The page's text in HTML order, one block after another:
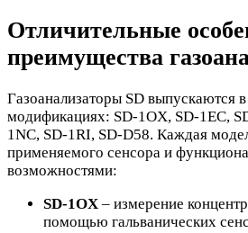
Отличительные
преимущества
Газоанализаторы SD выпускаются
модификациях: SD-1OX, SD-1EC,
1NC, SD-1RI, SD-D58. Каждая
применяемого сенсора и
возможностями:
SD-1OX – измерение
помощью гальванических